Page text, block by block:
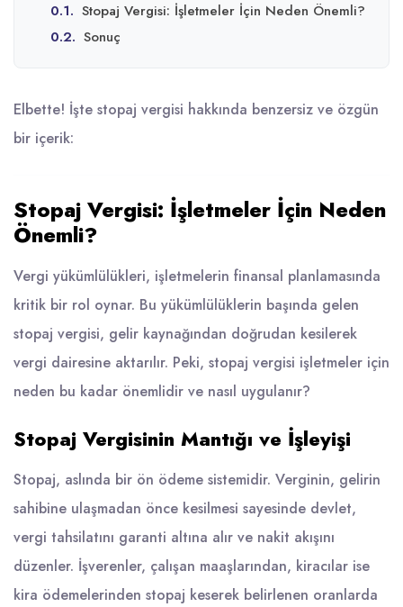
0.1. Stopaj Vergisi: İşletmeler İçin Neden Önemli?
0.2. Sonuç
Elbette! İşte stopaj vergisi hakkında benzersiz ve özgün
bir içerik:
Stopaj Vergisi: İşletmeler İçin Neden
Önemli?
Vergi yükümlülükleri, işletmelerin finansal planlamasında
kritik bir rol oynar. Bu yükümlülüklerin başında gelen
stopaj vergisi, gelir kaynağından doğrudan kesilerek
vergi dairesine aktarılır. Peki, stopaj vergisi işletmeler için
neden bu kadar önemlidir ve nasıl uygulanır?
Stopaj Vergisinin Mantığı ve İşleyişi
Stopaj, aslında bir ön ödeme sistemidir. Verginin, gelirin
sahibine ulaşmadan önce kesilmesi sayesinde devlet,
vergi tahsilatını garanti altına alır ve nakit akışını
düzenler. İşverenler, çalışan maaşlarından, kiracılar ise
kira ödemelerinden stopaj keserek belirlenen oranlarda